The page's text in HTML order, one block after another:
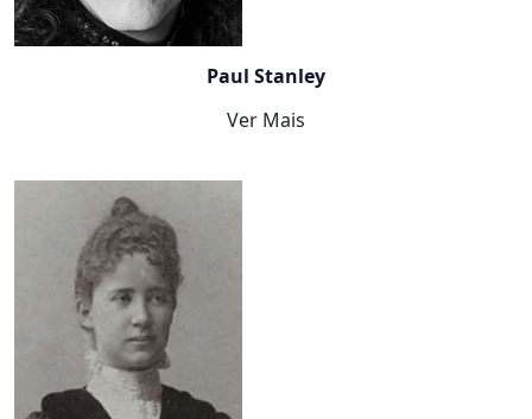
Paul Stanley
Ver Mais